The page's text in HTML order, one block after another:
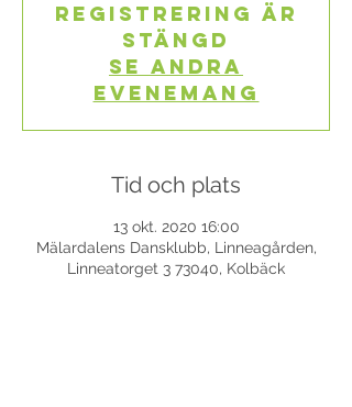
Registrering är
stängd
Se andra
evenemang
Tid och plats
13 okt. 2020 16:00
Mälardalens Dansklubb, Linneagården,
Linneatorget 3 73040, Kolbäck